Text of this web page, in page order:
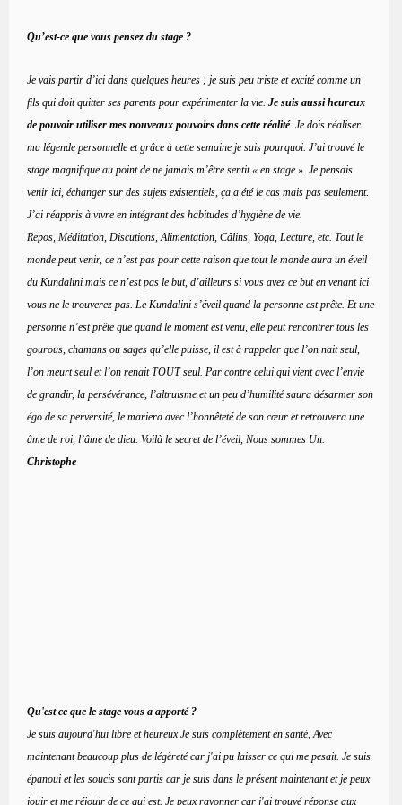
Qu’est-ce que vous pensez du stage ?
Je vais partir d’ici dans quelques heures ; je suis peu triste et excité comme un
fils qui doit quitter ses parents pour expérimenter la vie. Je suis aussi heureux
de pouvoir utiliser mes nouveaux pouvoirs dans cette réalité. Je dois réaliser
ma légende personnelle et grâce à cette semaine je sais pourquoi. J’ai trouvé le
stage magnifique au point de ne jamais m’être sentit « en stage ». Je pensais
venir ici, échanger sur des sujets existentiels, ça a été le cas mais pas seulement.
J’ai réappris à vivre en intégrant des habitudes d’hygiène de vie.
Repos, Méditation, Discutions, Alimentation, Câlins, Yoga, Lecture, etc. Tout le
monde peut venir, ce n’est pas pour cette raison que tout le monde aura un éveil
du Kundalini mais ce n’est pas le but, d’ailleurs si vous avez ce but en venant ici
vous ne le trouverez pas. Le Kundalini s’éveil quand la personne est prête. Et une
personne n’est prête que quand le moment est venu, elle peut rencontrer tous les
gourous, chamans ou sages qu’elle puisse, il est à rappeler que l’on nait seul,
l’on meurt seul et l’on renait TOUT seul. Par contre celui qui vient avec l’envie
de grandir, la persévérance, l’altruisme et un peu d’humilité saura désarmer son
égo de sa perversité, le mariera avec l’honnêteté de son cœur et retrouvera une
âme de roi, l’âme de dieu. Voilà le secret de l’éveil, Nous sommes Un.
Christophe
Qu'est ce que le stage vous a apporté ?
Je suis aujourd'hui libre et heureux Je suis complètement en santé, Avec
maintenant beaucoup plus de légèreté car j'ai pu laisser ce qui me pesait. Je suis
épanoui et les soucis sont partis car je suis dans le présent maintenant et je peux
jouir et me réjouir de ce qui est. Je peux rayonner car j'ai trouvé réponse aux